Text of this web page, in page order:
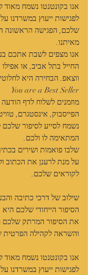
אנו בקונטנטו נשמח
לפגישות ייעוץ במשרדנו
שלכם, הפגישה הראשונה
מאיתנו.
אנו מצפים לשבת אתכם
החייל בתל אביב, או אפילו
ווצאפ. הבחירה היא
You are a Best Seller
מוזמנים לשלוח לדף
הפייסבוק, אינסטגרם,
נשמח לסייע לסיפור
המתאימה לו ולכם.﻿
שלבו פואמות ושירים
על מנת לרענן את הכתוב
לקוראים שלכם.
שילוב של דרכי כתיבה
הסיפור הייחודי שלכם
את הסיפור המרתק שלכם
והשראה לקהילה
אנו בקונטנטו נשמח
לפגישות ייעוץ במשרדנו